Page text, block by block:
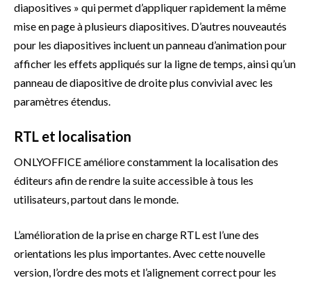
diapositives » qui permet d’appliquer rapidement la même
mise en page à plusieurs diapositives. D’autres nouveautés
pour les diapositives incluent un panneau d’animation pour
afficher les effets appliqués sur la ligne de temps, ainsi qu’un
panneau de diapositive de droite plus convivial avec les
paramètres étendus.
RTL et localisation
ONLYOFFICE améliore constamment la localisation des
éditeurs afin de rendre la suite accessible à tous les
utilisateurs, partout dans le monde.
L’amélioration de la prise en charge RTL est l’une des
orientations les plus importantes. Avec cette nouvelle
version, l’ordre des mots et l’alignement correct pour les